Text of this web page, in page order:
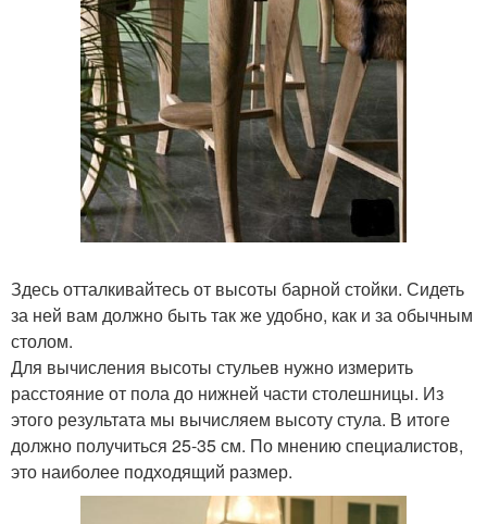
Здесь отталкивайтесь от высоты барной стойки. Сидеть
за ней вам должно быть так же удобно, как и за обычным
столом.
Для вычисления высоты стульев нужно измерить
расстояние от пола до нижней части столешницы. Из
этого результата мы вычисляем высоту стула. В итоге
должно получиться 25-35 см. По мнению специалистов,
это наиболее подходящий размер.